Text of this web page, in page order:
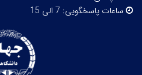
ساعات پاسخگویی: 7 الی 15